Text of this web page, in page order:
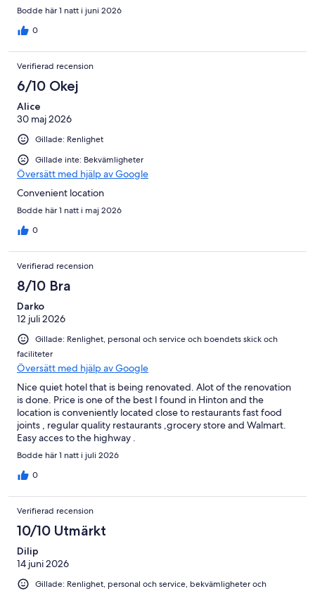
Bodde här 1 natt i juni 2026
0
Verifierad recension
6/10 Okej
Alice
30 maj 2026
Gillade: Renlighet
Gillade inte: Bekvämligheter
Översätt med hjälp av Google
Convenient location
Bodde här 1 natt i maj 2026
0
Verifierad recension
8/10 Bra
Darko
12 juli 2026
Gillade: Renlighet, personal och service och boendets skick och
faciliteter
Översätt med hjälp av Google
Nice quiet hotel that is being renovated. Alot of the renovation
is done. Price is one of the best I found in Hinton and the
location is conveniently located close to restaurants fast food
joints , regular quality restaurants ,grocery store and Walmart.
Easy acces to the highway .
Bodde här 1 natt i juli 2026
0
Verifierad recension
10/10 Utmärkt
Dilip
14 juni 2026
Gillade: Renlighet, personal och service, bekvämligheter och